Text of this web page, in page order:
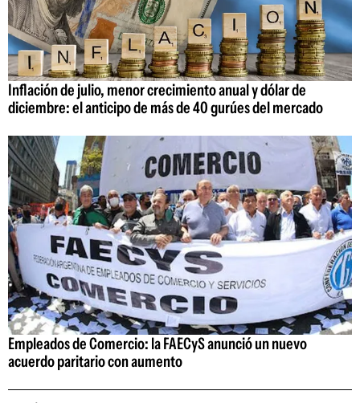
Inflación de julio, menor crecimiento anual y dólar de
diciembre: el anticipo de más de 40 gurúes del mercado
Empleados de Comercio: la FAECyS anunció un nuevo
acuerdo paritario con aumento